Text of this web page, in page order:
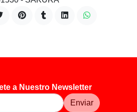
a Nuestro Newsletter
Enviar